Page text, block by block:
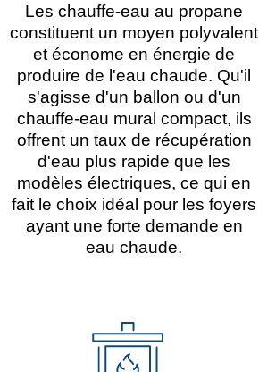
Les chauffe-eau au propane
constituent un moyen polyvalent
et économe en énergie de
produire de l'eau chaude. Qu'il
s'agisse d'un ballon ou d'un
chauffe-eau mural compact, ils
offrent un taux de récupération
d'eau plus rapide que les
modèles électriques, ce qui en
fait le choix idéal pour les foyers
ayant une forte demande en
eau chaude.